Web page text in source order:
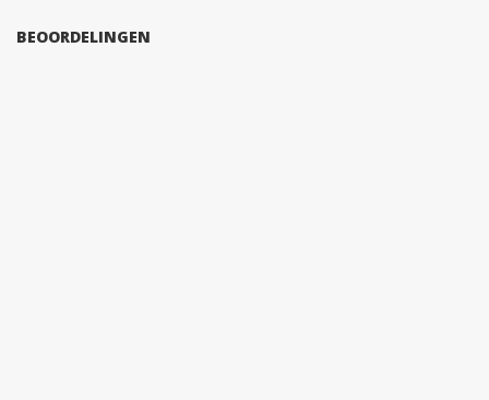
BEOORDELINGEN